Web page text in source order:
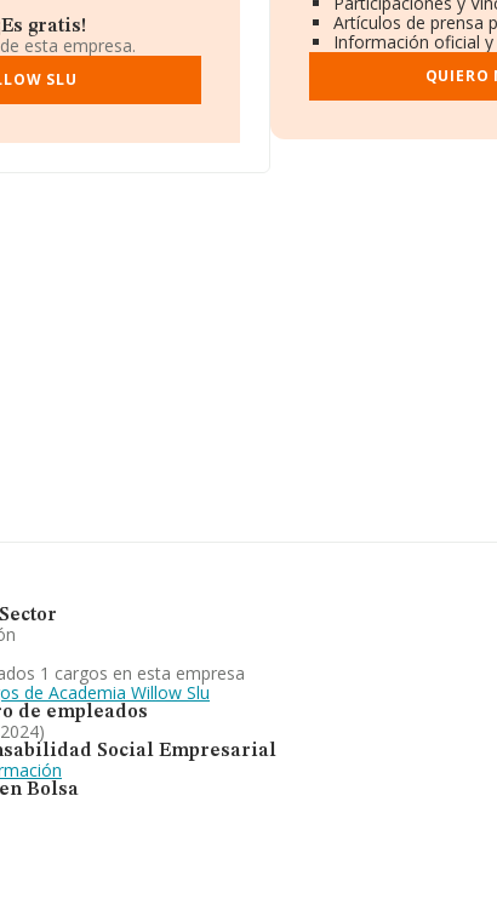
a los niveles de
ganado 13 puestos en el
en el ranking del sector,
International School Of
n.c.o. p. En el ranking de
gratis!
esta empresa.
SLU
Artículos de prensa
Información oficial
QUIERO
1 cargos en esta empresa
de Academia Willow Slu
de empleados
Social Empresarial
Bolsa